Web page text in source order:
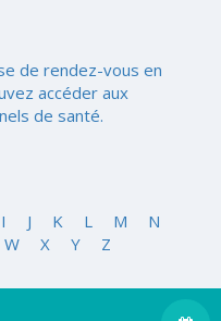
de rendez-vous en
accéder aux
de santé.
I J K L M
N
W X Y Z